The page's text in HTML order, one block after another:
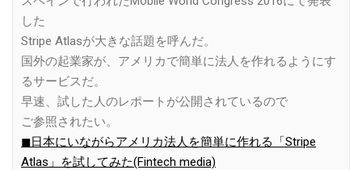
した
Stripe Atlasが大きな話題を呼んだ。
国外の起業家が、アメリカで簡単に法人を作れるようにす
るサービスだ。
早速、試した人のレポートが公開されているので
ご参照されたい。
◼︎日本にいながらアメリカ法人を簡単に作れる「Stripe
Atlas」を試してみた(Fintech media)